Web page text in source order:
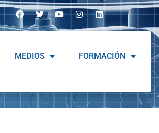
MEDIOS
FORMACIÓN